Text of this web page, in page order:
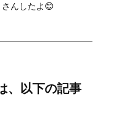
んしたよ😊
、以下の記事